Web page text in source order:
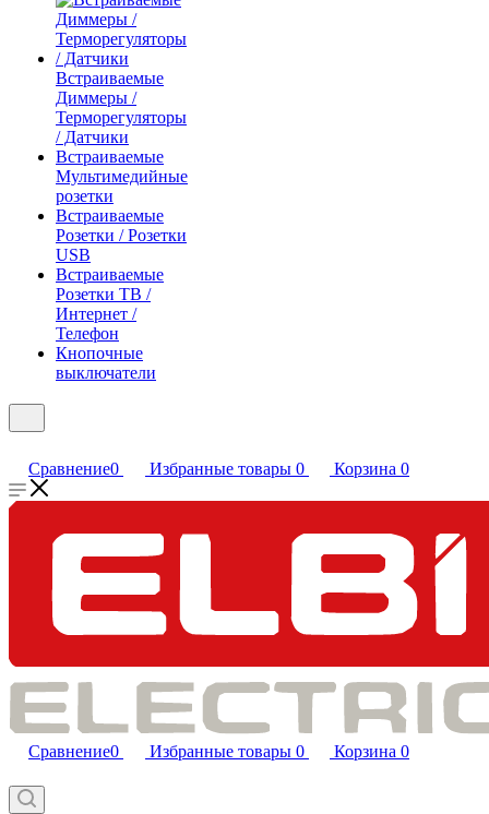
Встраиваемые
Диммеры /
Терморегуляторы
/ Датчики
Встраиваемые
Мультимедийные
розетки
Встраиваемые
Розетки / Розетки
USB
Встраиваемые
Розетки ТВ /
Интернет /
Телефон
Кнопочные
выключатели
Сравнение0 Избранные товары 0 Корзина 0
Сравнение0 Избранные товары 0 Корзина 0